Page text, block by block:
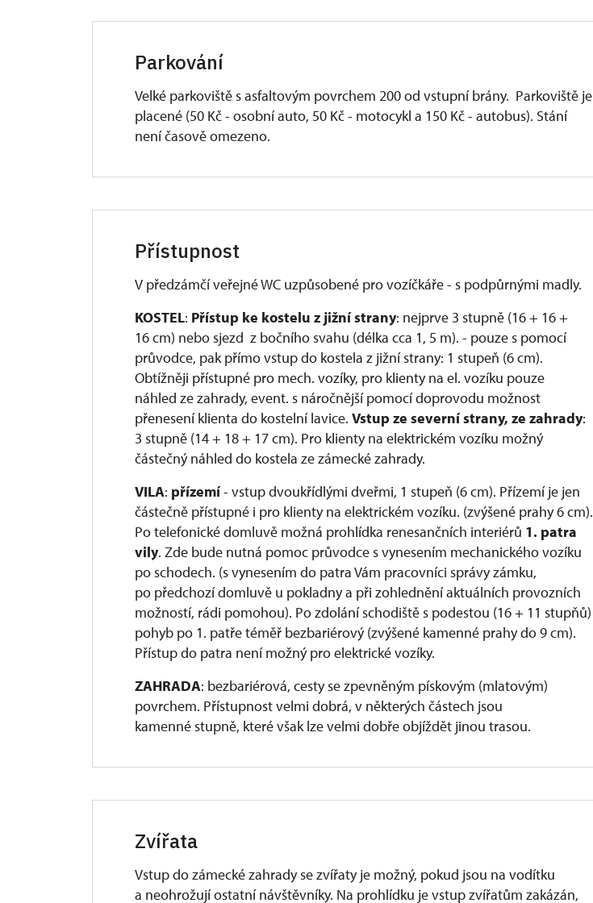
Parkování
Velké parkoviště s asfaltovým povrchem 200 od vstupní brány. Parkoviště je
placené (50 Kč - osobní auto, 50 Kč - motocykl a 150 Kč - autobus). Stání
není časově omezeno.
Přístupnost
V předzámčí veřejné WC uzpůsobené pro vozíčkáře - s podpůrnými madly.
KOSTEL: Přístup ke kostelu z jižní strany: nejprve 3 stupně (16 + 16 +
16 cm) nebo sjezd z bočního svahu (délka cca 1, 5 m). - pouze s pomocí
průvodce, pak přímo vstup do kostela z jižní strany: 1 stupeň (6 cm).
Obtížněji přístupné pro mech. vozíky, pro klienty na el. vozíku pouze
náhled ze zahrady, event. s náročnější pomocí doprovodu možnost
přenesení klienta do kostelní lavice. Vstup ze severní strany, ze zahrady:
3 stupně (14 + 18 + 17 cm). Pro klienty na elektrickém vozíku možný
částečný náhled do kostela ze zámecké zahrady.
VILA: přízemí- vstup dvoukřídlými dveřmi, 1 stupeň (6 cm). Přízemí je jen
částečně přístupné i pro klienty na elektrickém vozíku. (zvýšené prahy 6 cm).
Po telefonické domluvě možná prohlídka renesančních interiérů 1. patra
vily. Zde bude nutná pomoc průvodce s vynesením mechanického vozíku
po schodech. (s vynesením do patra Vám pracovníci správy zámku,
po předchozí domluvě u pokladny a při zohlednění aktuálních provozních
možností, rádi pomohou). Po zdolání schodiště s podestou (16 + 11 stupňů)
pohyb po 1. patře téměř bezbariérový (zvýšené kamenné prahy do 9 cm).
Přístup do patra není možný pro elektrické vozíky.
ZAHRADA: bezbariérová, cesty se zpevněným pískovým (mlatovým)
povrchem. Přístupnost velmi dobrá, v některých částech jsou
kamenné stupně, které však lze velmi dobře objíždět jinou trasou.
Zvířata
Vstup do zámecké zahrady se zvířaty je možný, pokud jsou na vodítku
a neohrožují ostatní návštěvníky. Na prohlídku je vstup zvířatům zakázán,